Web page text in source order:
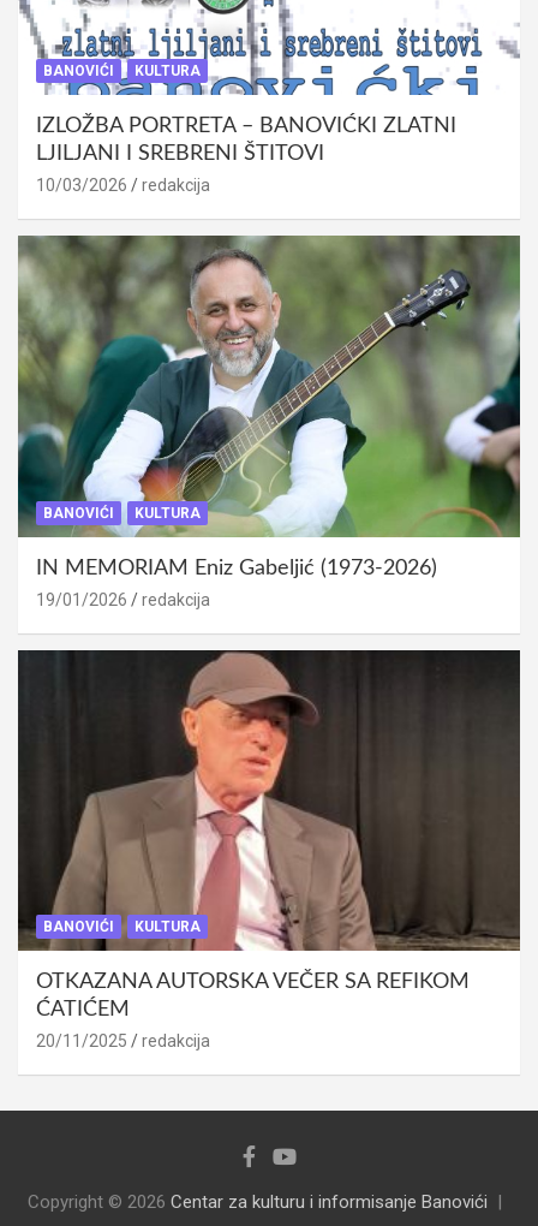
BANOVIĆI KULTURA
IZLOŽBA PORTRETA – BANOVIĆKI ZLATNI
LJILJANI I SREBRENI ŠTITOVI
10/03/2026 redakcija
BANOVIĆI KULTURA
IN MEMORIAM Eniz Gabeljić (1973-2026)
19/01/2026 redakcija
BANOVIĆI KULTURA
OTKAZANA AUTORSKA VEČER SA REFIKOM
ĆATIĆEM
20/11/2025 redakcija
Copyright © 2026 Centar za kulturu i informisanje Banovići